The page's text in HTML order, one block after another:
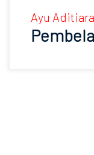
Ayu